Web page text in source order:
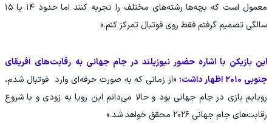
معمول است که بچه‌ها رشته‌های مختلف را تجربه کنند اما حدود ۱۴ یا ۱۵
سالگی تصمیم گرفتم فقط روی فوتبال تمرکز کنم.»
این بازیکن با اشاره حضور نیوزیلند در جام جهانی به رقابت‌های آفریقای
جنوبی ۲۰۱۰ اظهار داشت:
«از زمانی که به صورت حرفه‌ای وارد فوتبال شدم،
رویایم بازی در جام جهانی بود و حالا می‌دانم این رویا به زودی و با شروع
رقابت‌های جام جهانی ۲۰۲۶ محقق خواهد شد.»